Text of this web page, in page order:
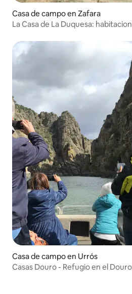
Casa de campo en Zafara
La Casa de La Duquesa:
Casa de campo en Urrós
Casas Douro - Refugio en el